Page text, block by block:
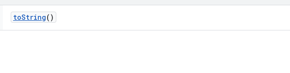
toString()